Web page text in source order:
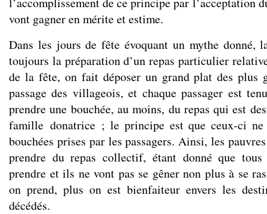
vont gagner en mérite et estime.
Dans les jours de fête évoquant un mythe donné,
toujours la préparation d’un repas particulier
de la fête, on fait déposer un grand plat des plus
passage des villageois, et chaque passager est
prendre une bouchée, au moins, du repas qui est
famille donatrice ; le principe est que ceux-ci ne
bouchées prises par les passagers. Ainsi, les
prendre du repas collectif, étant donné que
prendre et ils ne vont pas se gêner non plus à se
on prend, plus on est bienfaiteur envers les
décédés.